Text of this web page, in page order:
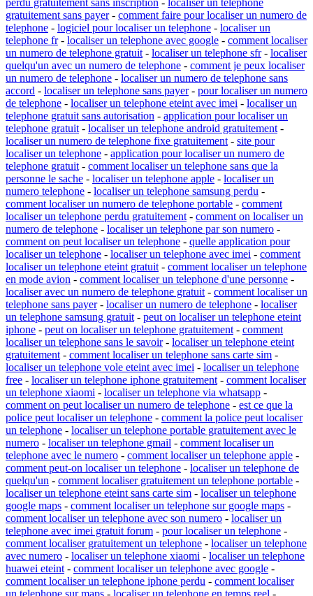
gratuitement sans payer- comment faire pour localiser un numero de
telephone - logiciel pour localiser un telephone - localiser un
telephone fr- localiser un telephone avec google - comment localiser
un numero de telephone gratuit - localiser un telephone sfr- localiser
quelqu'un avec un numero de telephone - comment je peux localiser
un numero de telephone - localiser un numero de telephone sans
accord - localiser un telephone sans payer- pour localiser un numero
de telephone - localiser un telephone eteint avec imei - localiser un
telephone gratuit sans autorisation - application pour localiser un
telephone gratuit - localiser un telephone android gratuitement -
localiser un numero de telephone fixe gratuitement - site pour
localiser un telephone - application pour localiser un numero de
telephone gratuit - comment localiser un telephone sans que la
personne le sache - localiser un telephone apple - localiser un
numero telephone - localiser un telephone samsung perdu -
comment localiser un numero de telephone portable - comment
localiser un telephone perdu gratuitement - comment on localiser un
numero de telephone - localiser un telephone par son numero -
comment on peut localiser un telephone - quelle application pour
localiser un telephone - localiser un telephone avec imei - comment
localiser un telephone eteint gratuit - comment localiser un telephone
en mode avion - comment localiser un telephone d'une personne -
localiser avec un numero de telephone gratuit - comment localiser un
telephone sans payer- localiser un numero de telephone - localiser
un telephone samsung gratuit - peut on localiser un telephone eteint
iphone - peut on localiser un telephone gratuitement - comment
localiser un telephone sans le savoir- localiser un telephone eteint
gratuitement - comment localiser un telephone sans carte sim -
localiser un telephone vole eteint avec imei - localiser un telephone
free - localiser un telephone iphone gratuitement - comment localiser
un telephone xiaomi - localiser un telephone via whatsapp -
comment on peut localiser un numero de telephone - est ce que la
police peut localiser un telephone - comment la police peut localiser
un telephone - localiser un telephone portable gratuitement avec le
numero - localiser un telephone gmail - comment localiser un
telephone avec le numero - comment localiser un telephone apple -
comment peut-on localiser un telephone - localiser un telephone de
quelqu'un - comment localiser gratuitement un telephone portable -
localiser un telephone eteint sans carte sim - localiser un telephone
google maps - comment localiser un telephone sur google maps -
comment localiser un telephone avec son numero - localiser un
telephone avec imei gratuit forum - pour localiser un telephone -
comment localiser gratuitement un telephone - localiser un telephone
avec numero - localiser un telephone xiaomi - localiser un telephone
huawei eteint - comment localiser un telephone avec google -
comment localiser un telephone iphone perdu - comment localiser
un telephone sur maps - localiser un telephone en temps reel -